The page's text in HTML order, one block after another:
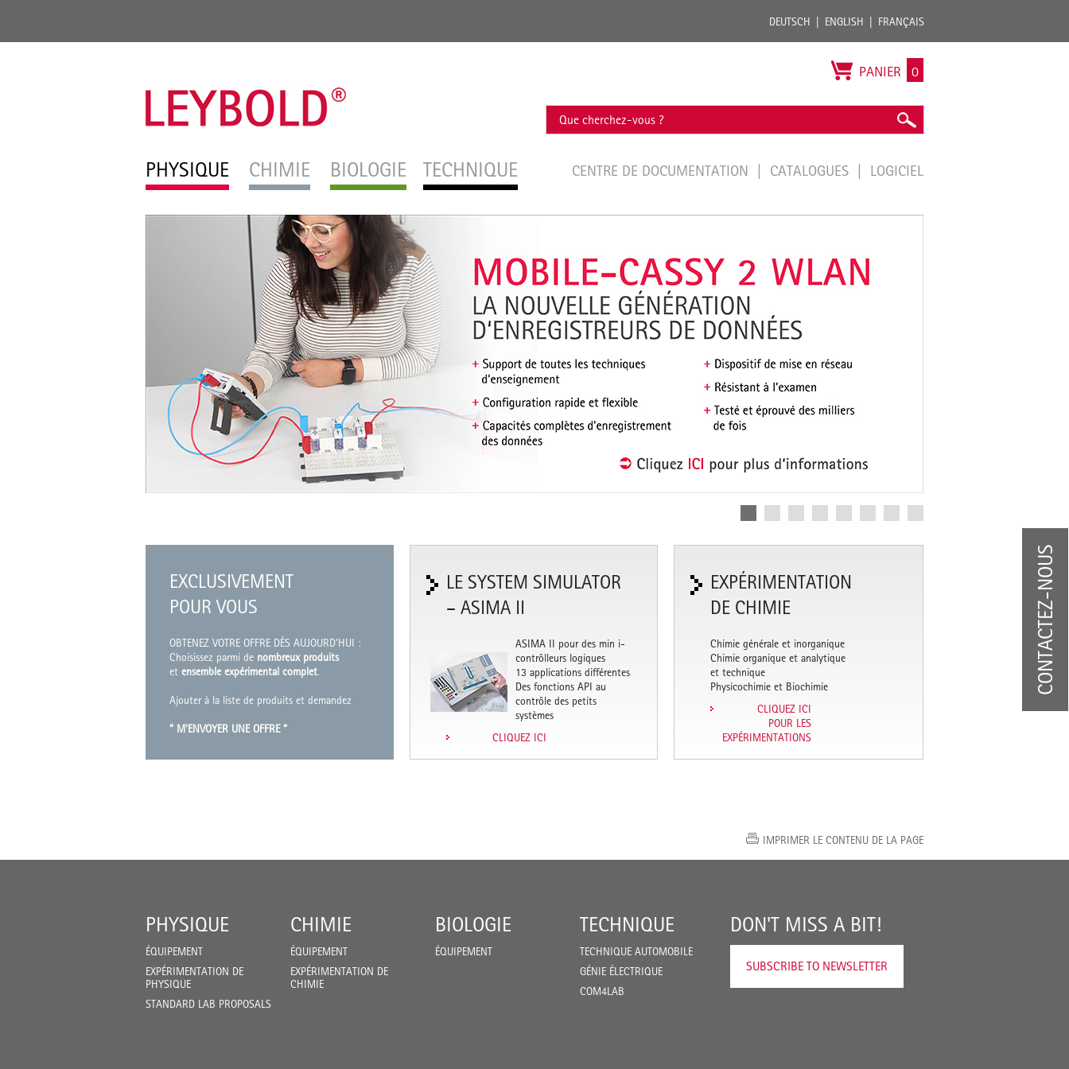
DEUTSCH ENGLISH FRANÇAIS
PHYSIQUE CHIMIE BIOLOGIE TECHNIQUE
PANIER 0
CENTRE DE DOCUMENTATION CATALOGUES LOGICIEL
EXCLUSIVEMENT
POUR VOUS
OBTENEZ VOTRE OFFRE DÈS AUJOURD'HUI :
Choisissez parmi de nombreux produits
et ensemble expérimental complet
Ajouter à la liste de produits et demandez
” M’ENVOYER UNE OFFRE “
LE SYSTEM SIMULATOR
– ASIMA II
ASIMA II pour des min i-
contrôlleurs logiques
13 applications différentes
Des fonctions API au
contrôle des petits
systèmes
CLIQUEZ ICI
EXPÉRIMENTATION
DE CHIMIE
Chimie générale et inorganique
Chimie organique et analytique
et technique
Physicochimie et Biochimie
CLIQUEZ ICI
POUR LES
EXPÉRIMENTATIONS
IMPRIMER LE CONTENU DE LA PAGE
PHYSIQUE
ÉQUIPEMENT
EXPÉRIMENTATION DE
PHYSIQUE
STANDARD LAB PROPOSALS
CHIMIE
ÉQUIPEMENT
EXPÉRIMENTATION DE
CHIMIE
BIOLOGIE
ÉQUIPEMENT
TECHNIQUE
TECHNIQUE AUTOMOBILE
GÉNIE ÉLECTRIQUE
COM4LAB
DON'T MISS A BIT!
SUBSCRIBE TO NEWSLETTER
CONTACTEZ-NOUS